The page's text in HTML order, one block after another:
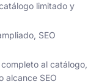
limitado y
SEO
al catálogo,
alcance SEO